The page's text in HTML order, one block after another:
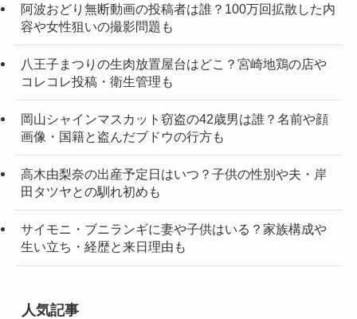
阿波おどり無断動画の投稿者は誰？100万回拡散した内
容や女性狙いの撮影問題も
八王子まつりの生肉放置屋台はどこ？宮崎地鶏の店や
コレコレ投稿・衛生管理も
岡山シャインマスカット窃盗の42歳男は誰？名前や顔
画像・国籍と盗んだブドウの行方も
高木由梨奈の出産予定日はいつ？子供の性別や夫・岸
田タツヤとの馴れ初めも
サイモニ・ブニランギに妻や子供はいる？家族構成や
生い立ち・経歴と来日理由も
人気記事